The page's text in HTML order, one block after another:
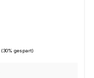
(30% gespart)